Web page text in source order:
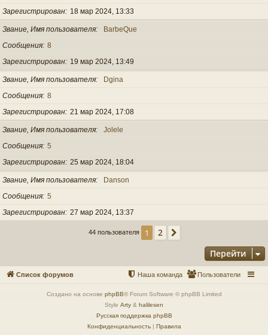
Зарегистрирован
18 мар 2024, 13:33
Звание, Имя пользователя
BarbeQue
Сообщения 8
Зарегистрирован
19 мар 2024, 13:49
Звание, Имя пользователя
Dgina
Сообщения 8
Зарегистрирован 21 мар 2024, 17:08
Звание, Имя пользователя
Jolele
Сообщения 5
Зарегистрирован 25 мар 2024, 18:04
Звание, Имя пользователя
Danson
Сообщения 5
Зарегистрирован 27 мар 2024, 13:37
44 пользователя 1 2
Перейти
Список форумов Пользователи
Наша команда
Создано на основе phpBB® Forum Software © phpBB Limited
Style Arty & halilesen
Русская поддержка phpBB
Конфиденциальность| Правила